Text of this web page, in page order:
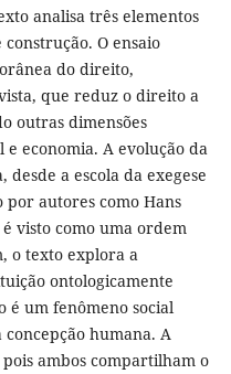
analisa três elementos
O ensaio
do direito,
que reduz o direito a
outras dimensões
economia. A evolução da
a escola da exegese
autores como Hans
visto como uma ordem
o texto explora a
ontologicamente
é um fenômeno social
humana. A
ambos compartilham o